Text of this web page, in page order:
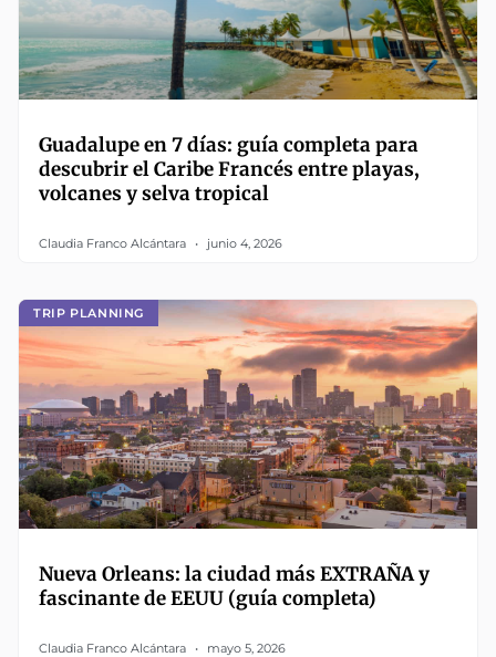
Guadalupe en 7 días: guía completa para
descubrir el Caribe Francés entre playas,
volcanes y selva tropical
Claudia Franco Alcántara junio 4, 2026
TRIP PLANNING
Nueva Orleans: la ciudad más EXTRAÑA y
fascinante de EEUU (guía completa)
Claudia Franco Alcántara mayo 5, 2026